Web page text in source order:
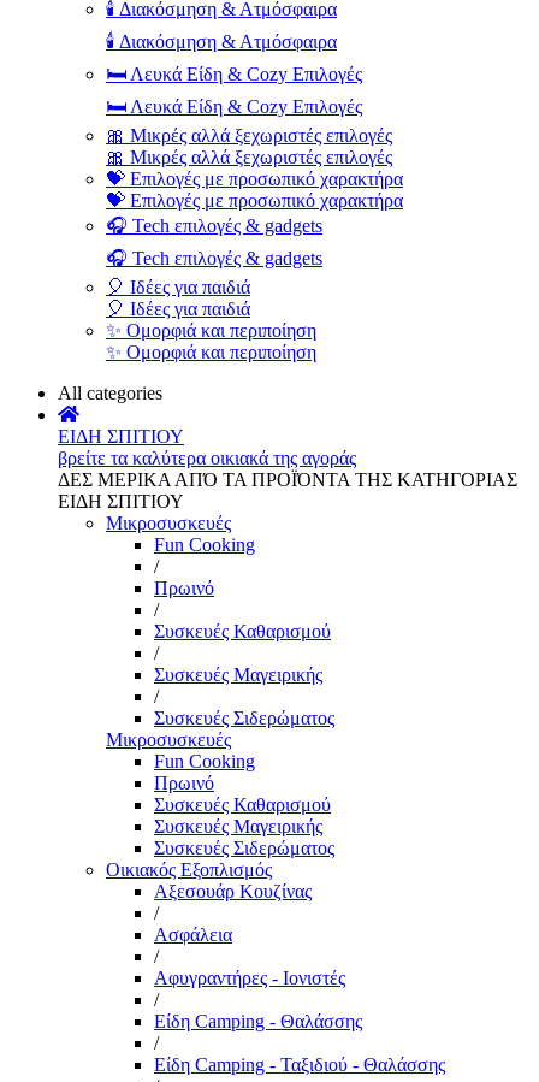
🕯️ Διακόσμηση & Ατμόσφαιρα
🕯️ Διακόσμηση & Ατμόσφαιρα
🛏️ Λευκά Είδη & Cozy Επιλογές
🛏️ Λευκά Είδη & Cozy Επιλογές
🎀 Μικρές αλλά ξεχωριστές επιλογές
🎀 Μικρές αλλά ξεχωριστές επιλογές
💝 Επιλογές με προσωπικό χαρακτήρα
💝 Επιλογές με προσωπικό χαρακτήρα
🎧 Tech επιλογές & gadgets
🎧 Tech επιλογές & gadgets
🎈 Ιδέες για παιδιά
🎈 Ιδέες για παιδιά
✨ Ομορφιά και περιποίηση
✨ Ομορφιά και περιποίηση
All categories
ΕΙΔΗ ΣΠΙΤΙΟΥ
βρείτε τα καλύτερα οικιακά της αγοράς
ΔΕΣ ΜΕΡΙΚΑ ΑΠΌ ΤΑ ΠΡΟΪΌΝΤΑ ΤΗΣ ΚΑΤΗΓΟΡΙΑΣ
ΕΙΔΗ ΣΠΙΤΙΟΥ
Μικροσυσκευές
Fun Cooking
/
Πρωινό
/
Συσκευές Καθαρισμού
/
Συσκευές Μαγειρικής
/
Συσκευές Σιδερώματος
Μικροσυσκευές
Fun Cooking
Πρωινό
Συσκευές Καθαρισμού
Συσκευές Μαγειρικής
Συσκευές Σιδερώματος
Οικιακός Εξοπλισμός
Αξεσουάρ Κουζίνας
/
Ασφάλεια
/
Αφυγραντήρες - Ιονιστές
/
Είδη Camping - Θαλάσσης
/
Είδη Camping - Ταξιδιού - Θαλάσσης